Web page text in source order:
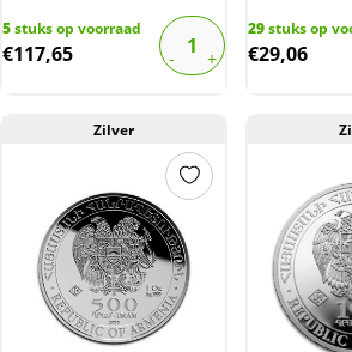
5stuks op voorraad
€117,65
29stuks op
€29,06
Zilver